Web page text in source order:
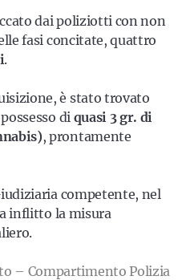
dai poliziotti con non
fasi concitate, quattro
.
è stato trovato
diquasi 3 gr. di
, prontamente
competente, nel
inflitto la misura
– Compartimento Polizia